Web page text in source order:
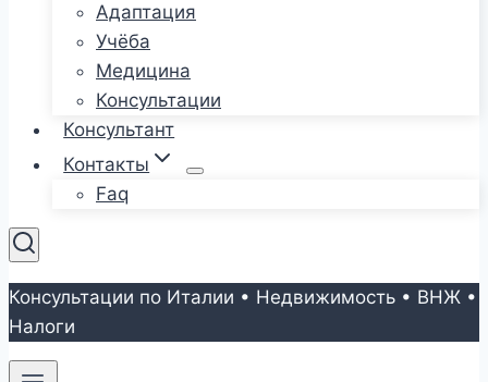
Адаптация
Учёба
Медицина
Консультации
Консультант
Контакты
Faq
Консультации по Италии • Недвижимость • ВНЖ •
Налоги